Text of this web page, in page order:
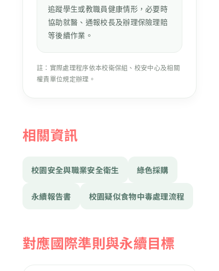
追蹤學生或教職員健康情形，必要時
協助就醫、通報校長及辦理保險理賠
等後續作業。
註：實際處理程序依本校衛保組、校安中心及相關
權責單位規定辦理。
相關資訊
校園安全與職業安全衛生 綠色採購
永續報告書 校園疑似食物中毒處理流程
對應國際準則與永續目標